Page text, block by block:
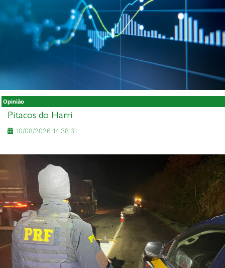
Opinião
Pitacos do Harri
10/08/2026 14:38:31